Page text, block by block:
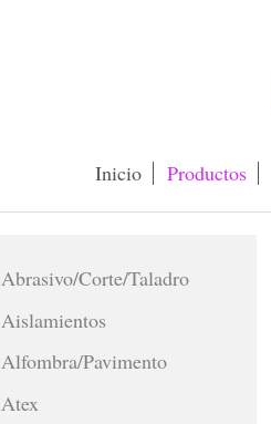
Inicio Productos
Abrasivo/Corte/Taladro
Aislamientos
Alfombra/Pavimento
Atex